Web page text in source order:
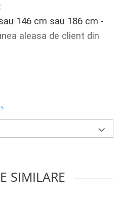
146 cm sau 186 cm -
aleasa de client din
+salteaua (salteaua
inaltimea finala fiind
a clientului.
la cap : 91 cm
SIMILARE